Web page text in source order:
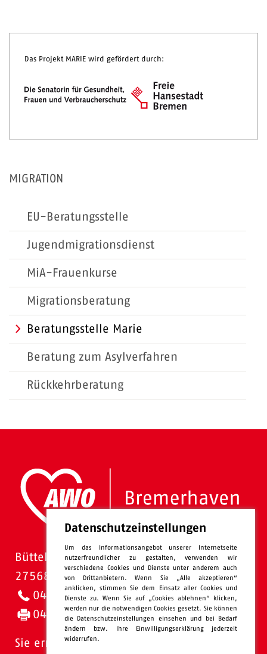
Das Projekt MARIE wird gefördert durch:
MIGRATION
EU-Beratungsstelle
Jugendmigrationsdienst
MiA-Frauenkurse
Migrationsberatung
Beratungsstelle Marie
Beratung zum Asylverfahren
Rückkehrberatung
Bütteler Straße 1
27568 Bremerhaven
0471 - 95 47-0
0471 - 95 47-120
Sie erreichen uns:
Datenschutzeinstellungen
Um das Informationsangebot unserer Internetseite
nutzerfreundlicher zu gestalten, verwenden wir
verschiedene Cookies und Dienste unter anderem auch
von Drittanbietern. Wenn Sie „Alle akzeptieren“
anklicken, stimmen Sie dem Einsatz aller Cookies und
Dienste zu. Wenn Sie auf „Cookies ablehnen“ klicken,
werden nur die notwendigen Cookies gesetzt. Sie können
die Datenschutzeinstellungen einsehen und bei Bedarf
ändern bzw. Ihre Einwilligungserklärung jederzeit
widerrufen.